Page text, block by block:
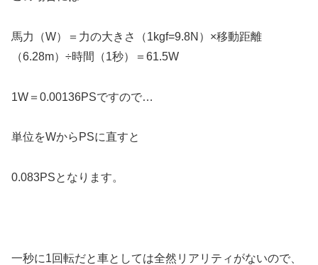
馬力（W）＝力の大きさ（1kgf=9.8N）×移動距離
（6.28m）÷時間（1秒）＝61.5W
1W＝0.00136PSですので…
単位をWからPSに直すと
0.083PSとなります。
一秒に1回転だと車としては全然リアリティがないので、